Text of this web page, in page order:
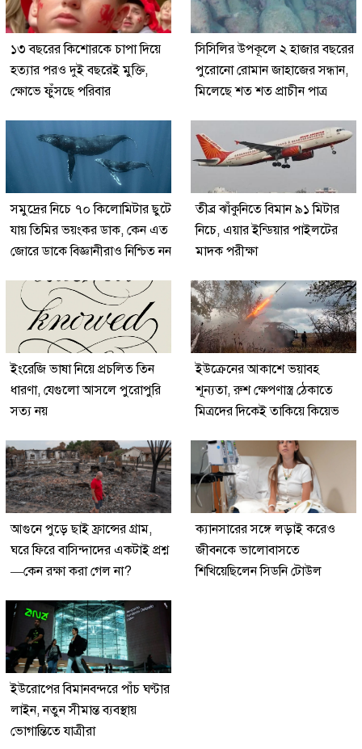
১৩ বছরের কিশোরকে চাপা দিয়ে
হত্যার পরও দুই বছরেই মুক্তি,
ক্ষোভে ফুঁসছে পরিবার
সিসিলির উপকূলে ২ হাজার বছরের
পুরোনো রোমান জাহাজের সন্ধান,
মিলেছে শত শত প্রাচীন পাত্র
সমুদ্রের নিচে ৭০ কিলোমিটার ছুটে
যায় তিমির ভয়ংকর ডাক, কেন এত
জোরে ডাকে বিজ্ঞানীরাও নিশ্চিত নন
তীব্র ঝাঁকুনিতে বিমান ৯১ মিটার
নিচে, এয়ার ইন্ডিয়ার পাইলটের
মাদক পরীক্ষা
ইংরেজি ভাষা নিয়ে প্রচলিত তিন
ধারণা, যেগুলো আসলে পুরোপুরি
সত্য নয়
ইউক্রেনের আকাশে ভয়াবহ
শূন্যতা, রুশ ক্ষেপণাস্ত্র ঠেকাতে
মিত্রদের দিকেই তাকিয়ে কিয়েভ
আগুনে পুড়ে ছাই ফ্রান্সের গ্রাম,
ঘরে ফিরে বাসিন্দাদের একটাই প্রশ্ন
—কেন রক্ষা করা গেল না?
ক্যানসারের সঙ্গে লড়াই করেও
জীবনকে ভালোবাসতে
শিখিয়েছিলেন সিডনি টোউল
ইউরোপের বিমানবন্দরে পাঁচ ঘণ্টার
লাইন, নতুন সীমান্ত ব্যবস্থায়
ভোগান্তিতে যাত্রীরা